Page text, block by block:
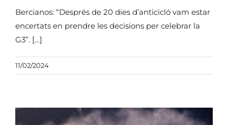
Bercianos: “Després de 20 dies d’anticicló vam estar
encertats en prendre les decisions per celebrar la
G3”. […]
11/02/2024